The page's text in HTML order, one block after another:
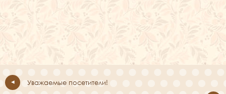
Уважаемые посетители!